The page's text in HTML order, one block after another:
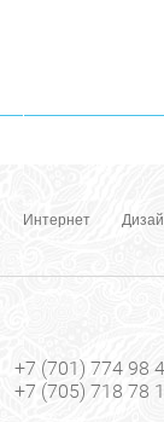
Интернет
+7 (701) 774 98
+7 (705) 718 78